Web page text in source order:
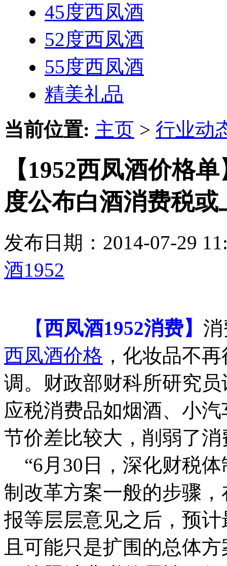
45度西凤酒
52度西凤酒
55度西凤酒
精美礼品
当前位置: 主页 > 行业动
【1952西凤酒价格
度公布白酒消费税或
发布日期：2014-07-29
酒1952
【西凤酒1952消费】
西凤酒价格 ，化妆品不
调。财政部财科所研究
应税消费品如烟酒、小
节价差比较大，削弱了
“6月30日，深化财税
制改革方案一般的步骤
报等层层意见之后，预
且可能只是扩围的总体